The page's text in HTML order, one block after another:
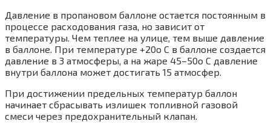
Давление в пропановом баллоне остается постоянным в
процессе расходования газа, но зависит от
температуры. Чем теплее на улице, тем выше давление
в баллоне. При температуре +20о С в баллоне создается
давление в 3 атмосферы, а на жаре 45–50о С давление
внутри баллона может достигать 15 атмосфер.
При достижении предельных температур баллон
начинает сбрасывать излишек топливной газовой
смеси через предохранительный клапан.